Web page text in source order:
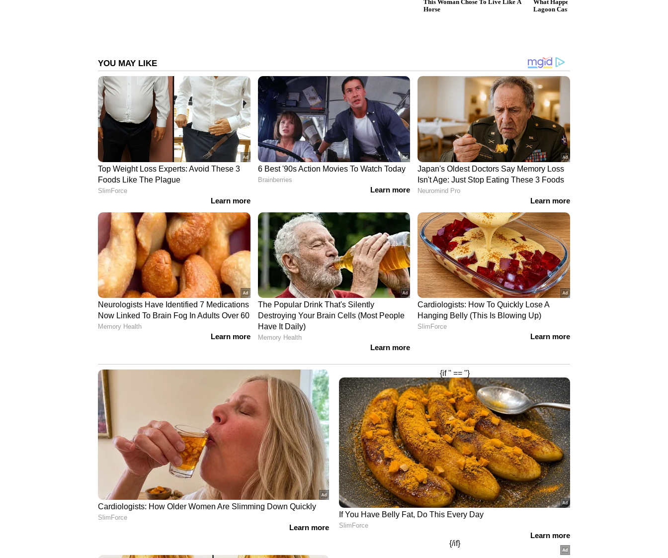
അരിക്കൊമ്പനെ പിടികൂടുന്നത് താൽക്കാലികമായി വിലക്കി ഹൈക്കോടതി;
ഇടക്കാല ഉത്തരവിലെ നിര്‍ദ്ദേശങ്ങള്‍ ഇങ്ങനെ